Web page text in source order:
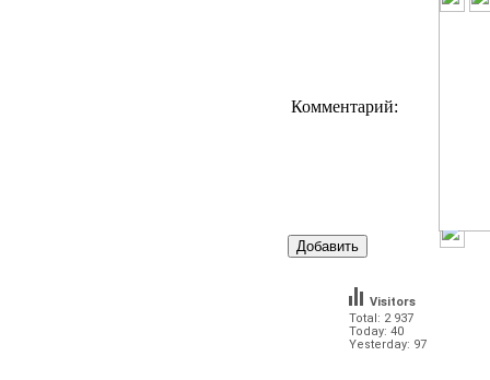
Комментарий:
Total: 2 937
Today: 40
Yesterday: 97
Visitors